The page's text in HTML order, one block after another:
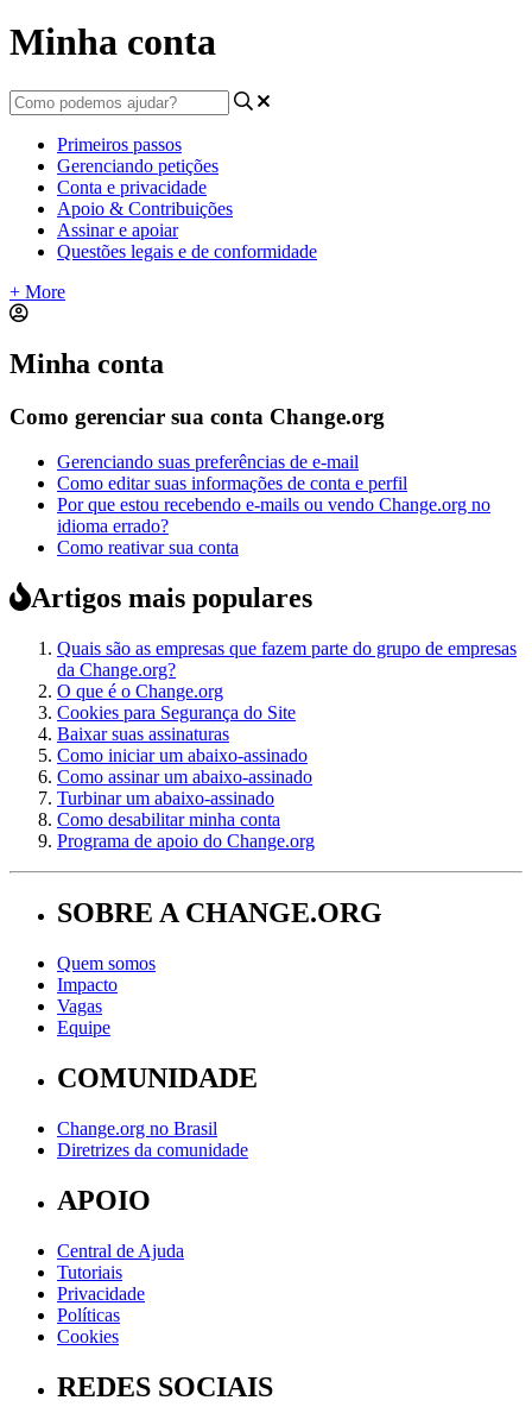
Minha conta
Primeiros passos
Gerenciando petições
Conta e privacidade
Apoio & Contribuições
Assinar e apoiar
Questões legais e de conformidade
+ More
Minha conta
Como gerenciar sua conta Change.org
Gerenciando suas preferências de e-mail
Como editar suas informações de conta e perfil
Por que estou recebendo e-mails ou vendo Change.org no
idioma errado?
Como reativar sua conta
Artigos mais populares
Quais são as empresas que fazem parte do grupo de empresas
da Change.org?
O que é o Change.org
Cookies para Segurança do Site
Baixar suas assinaturas
Como iniciar um abaixo-assinado
Como assinar um abaixo-assinado
Turbinar um abaixo-assinado
Como desabilitar minha conta
Programa de apoio do Change.org
SOBRE A CHANGE.ORG
Quem somos
Impacto
Vagas
Equipe
COMUNIDADE
Change.org no Brasil
Diretrizes da comunidade
APOIO
Central de Ajuda
Tutoriais
Privacidade
Políticas
Cookies
REDES SOCIAIS